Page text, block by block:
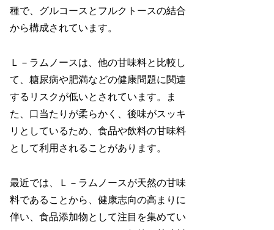
種で、グルコースとフルクトースの結合
から構成されています。
Ｌ－ラムノースは、他の甘味料と比較し
て、糖尿病や肥満などの健康問題に関連
するリスクが低いとされています。ま
た、口当たりが柔らかく、後味がスッキ
リとしているため、食品や飲料の甘味料
として利用されることがあります。
最近では、Ｌ－ラムノースが天然の甘味
料であることから、健康志向の高まりに
伴い、食品添加物として注目を集めてい